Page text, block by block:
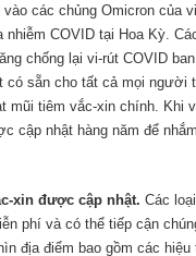
các chủng Omicron của
nhiễm COVID tại Hoa Kỳ.
chống lại vi-rút COVID
có sẵn cho tất cả mọi người
mũi tiêm vắc-xin chính. Khi
cập nhật hàng năm để
xin được cập nhật. Các
phí và có thể tiếp cận
địa điểm bao gồm các